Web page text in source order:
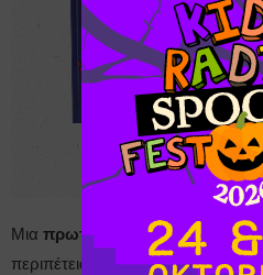
Μια πρωτότυπη αστεία, απλή
περιπέτεια για παιδιά. Ένα